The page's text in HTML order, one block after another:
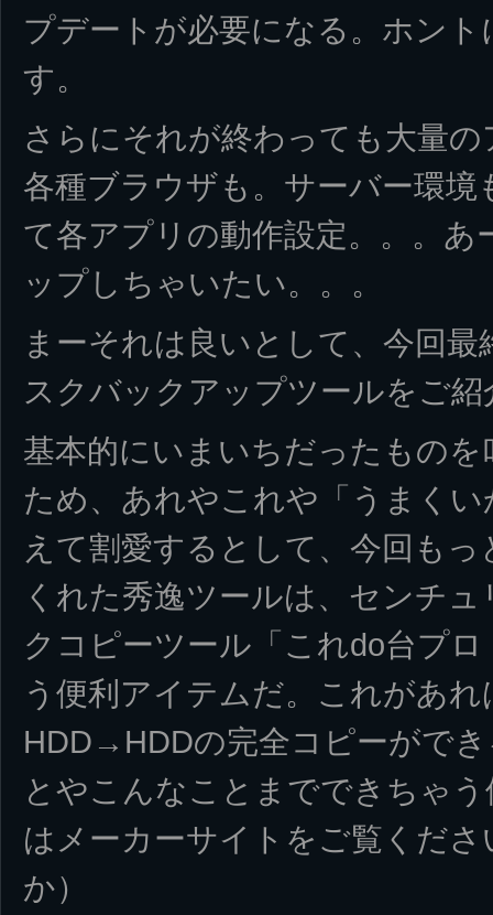
プデートが必要になる。ホン
す。
さらにそれが終わっても大量
各種ブラウザも。サーバー環
て各アプリの動作設定。。。
ップしちゃいたい。。。
まーそれは良いとして、今回
スクバックアップツールをご
基本的にいまいちだったもの
ため、あれやこれや「うまく
えて割愛するとして、今回も
くれた秀逸ツールは、センチ
クコピーツール「これdo台プ
う便利アイテムだ。これがあ
HDD→HDDの完全コピーがで
とやこんなことまでできちゃ
はメーカーサイトをご覧くだ
か）